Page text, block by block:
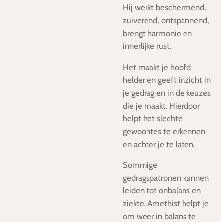
Hij werkt beschermend,
zuiverend, ontspannend,
brengt harmonie en
innerlijke rust.
Het maakt je hoofd
helder en geeft inzicht in
je gedrag en in de keuzes
die je maakt. Hierdoor
helpt het slechte
gewoontes te erkennen
en achter je te laten.
Sommige
gedragspatronen kunnen
leiden tot onbalans en
ziekte. Amethist helpt je
om weer in balans te